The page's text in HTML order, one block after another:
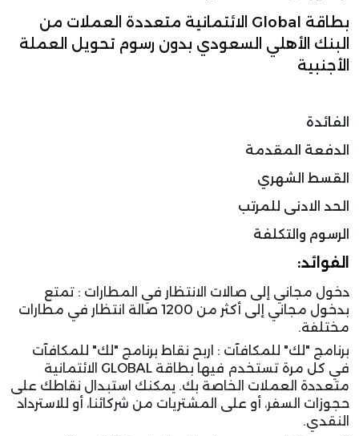
بطاقة Global الائتمانية متعددة العملات من
البنك الأهلي السعودي بدون رسوم تحويل العملة
الأجنبية
الفائدة
الدفعة المقدمة
القسط الشهري
الحد الادنى للمرتب
الرسوم والتكلفة
الفوائد:
دخول مجاني إلى صالات الانتظار في المطارات : تمتع
بدخول مجاني إلى أكثر من 1200 صالة انتظار في مطارات
مختلفة.
برنامج "لك" للمكافآت : اربح نقاط برنامج "لك" للمكافآت
في كل مرة تستخدم فيها بطاقة GLOBAL الائتمانية
متعددة العملات الخاصة بك. يمكنك استبدال نقاطك على
حجوزات السفر، أو على المشتريات من شركائنا، أو للاسترداد
النقدي.